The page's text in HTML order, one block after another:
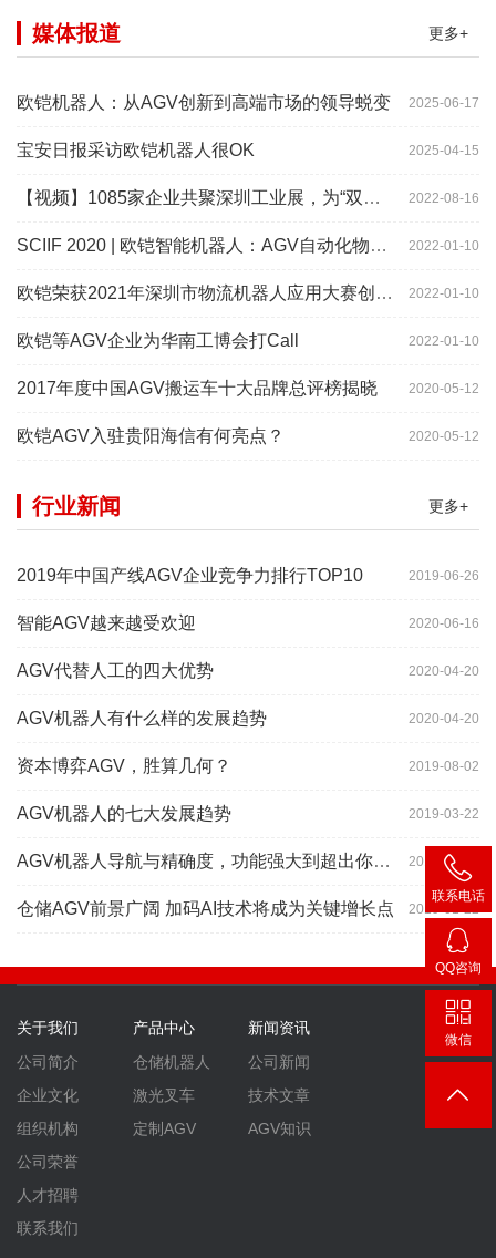
更多+
媒体报道
2025-06-17
欧铠机器人：从AGV创新到高端市场的领导蜕变
2025-04-15
宝安日报采访欧铠机器人很OK
2022-08-16
【视频】1085家企业共聚深圳工业展，为“双链”畅通堵点、卡点
2022-01-10
SCIIF 2020 | 欧铠智能机器人：AGV自动化物流设备及系统
2022-01-10
欧铠荣获2021年深圳市物流机器人应用大赛创新项目奖
2022-01-10
欧铠等AGV企业为华南工博会打Call
2020-05-12
2017年度中国AGV搬运车十大品牌总评榜揭晓
2020-05-12
欧铠AGV入驻贵阳海信有何亮点？
更多+
行业新闻
2019-06-26
2019年中国产线AGV企业竞争力排行TOP10
2020-06-16
智能AGV越来越受欢迎
2020-04-20
AGV代替人工的四大优势
2020-04-20
AGV机器人有什么样的发展趋势
2019-08-02
资本博弈AGV，胜算几何？
2019-03-22
AGV机器人的七大发展趋势
2019-03-22
AGV机器人导航与精确度，功能强大到超出你想象
2019-01-22
仓储AGV前景广阔 加码AI技术将成为关键增长点
关于我们
公司简介
企业文化
组织机构
公司荣誉
人才招聘
联系我们
产品中心
仓储机器人
激光叉车
定制AGV
新闻资讯
公司新闻
技术文章
AGV知识
联系电话
400-
007-
3860
QQ咨询
微信